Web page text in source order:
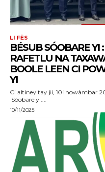
LI FËS
BÉSUB SÓOBARE YI
RAFETLU NA
BOOLE LEEN CI
YI
Ci altiney tay jii, 10i nowàmbar
Sóobare yi....
10/11/2025